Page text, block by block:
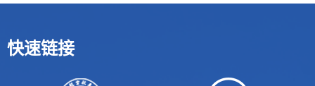
快速链接